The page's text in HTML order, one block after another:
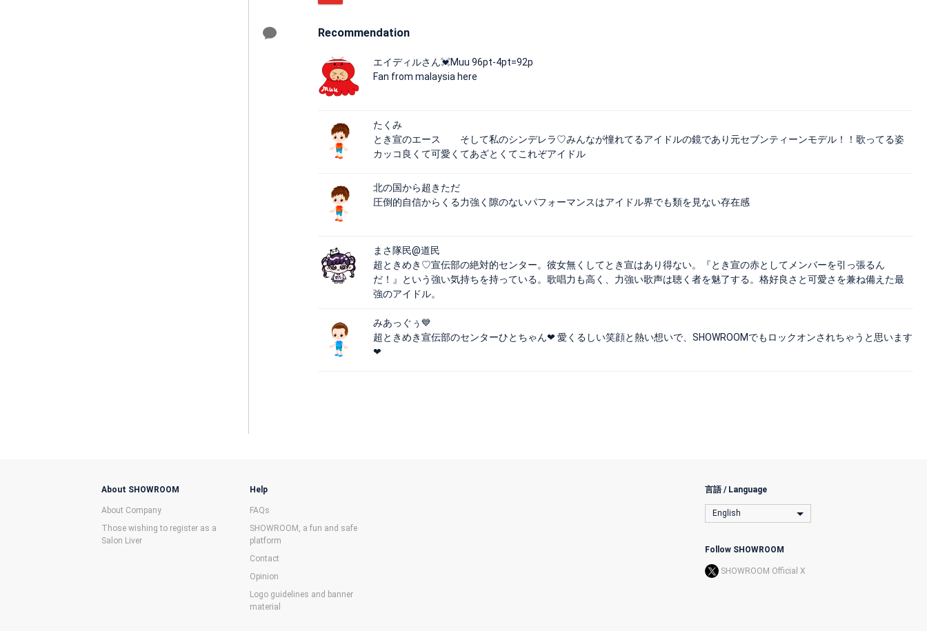
Recommendation
エイディルさん💓Muu 96pt-4pt=92p
Fan from malaysia here
たくみ
とき宣のエース そして私のシンデレラ♡みんなが憧れてるアイドルの鏡であり元セブンティーンモデル！！歌ってる姿
カッコ良くて可愛くてあざとくてこれぞアイドル
北の国から超きただ
圧倒的自信からくる力強く隙のないパフォーマンスはアイドル界でも類を見ない存在感
まさ隊民@道民
超ときめき♡宣伝部の絶対的センター。彼女無くしてとき宣はあり得ない。『とき宣の赤としてメンバーを引っ張るん
だ！』という強い気持ちを持っている。歌唱力も高く、力強い歌声は聴く者を魅了する。格好良さと可愛さを兼ね備えた最
強のアイドル。
みあっぐぅ💙
超ときめき宣伝部のセンターひとちゃん❤ 愛くるしい笑顔と熱い想いで、SHOWROOMでもロックオンされちゃうと思います
❤
About SHOWROOM
About Company
Those wishing to register as a
Salon Liver
Help
FAQs
SHOWROOM, a fun and safe
platform
Contact
Opinion
Logo guidelines and banner
material
言語 / Language
English
Follow SHOWROOM
SHOWROOM Official X